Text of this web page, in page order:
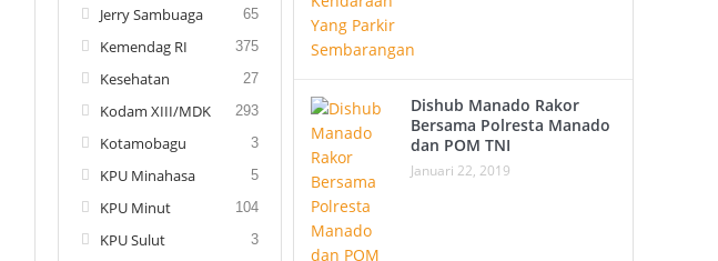
Jerry Sambuaga 65
Kemendag RI 375
Kesehatan 27
Kodam XIII/MDK 293
Kotamobagu 3
KPU Minahasa 5
KPU Minut 104
KPU Sulut 3
Dishub Manado Rakor
Bersama Polresta Manado
dan POM TNI
Januari 22, 2019